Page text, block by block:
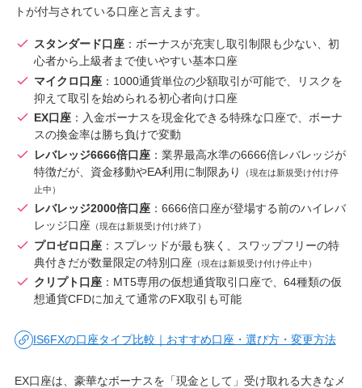
トが付与されている口座と言えます。
スタンダード口座 ：ボーナスが充実し取引制限も少ない、初
心者から上級者まで使いやすい基本口座
マイクロ口座 ：1000通貨単位の少額取引が可能で、リスクを
抑えて取引を始められる初心者向け口座
EX口座 ：入金ボーナスを現金化できる特殊な口座で、ボーナ
スの換金率は勝ち負けで変動
レバレッジ6666倍口座 ：業界最高水準の6666倍レバレッジが
特徴だが、資金移動やEA利用に制限あり
（現在は新規受け付け停
止中）
レバレッジ2000倍口座 ：6666倍口座が登場する前のハイレバ
レッジ口座
（現在は新規受け付け終了）
プロゼロ口座 ：スプレッドが最も狭く、スワップフリーの特
典付きだが数量限定の特別口座
（現在は新規受け付け停止中）
クリプト口座 ：MT5専用の仮想通貨取引口座で、64種類の仮
想通貨CFDに加えて通常のFX取引も可能
IS6FXの口座タイプ比較｜おすすめ口座・選び方・変更方法
EX口座は、豪華なボーナスを「現金として」受け取れる大きなメ